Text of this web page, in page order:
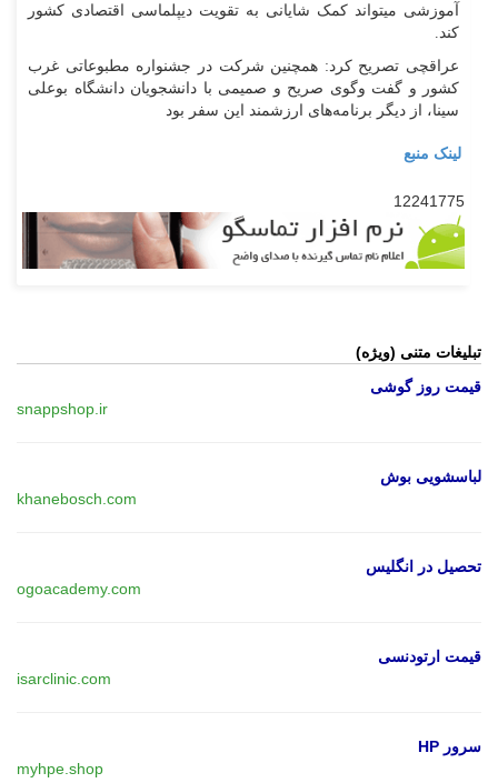
آموزشی میتواند کمک شایانی به تقویت دیپلماسی اقتصادی کشور
کند.
عراقچی تصریح کرد: همچنین شرکت در جشنواره مطبوعاتی غرب
کشور و گفت وگوی صریح و صمیمی با دانشجویان دانشگاه بوعلی
سینا، از دیگر برنامه‌های ارزشمند این سفر بود
لینک منبع
12241775
تبلیغات متنی (ویژه)
قیمت روز گوشی
snappshop.ir
لباسشویی بوش
khanebosch.com
تحصیل در انگلیس
ogoacademy.com
قیمت ارتودنسی
isarclinic.com
سرور HP
myhpe.shop